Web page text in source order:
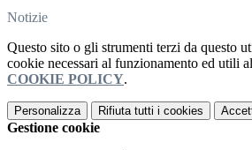
Notizie
Questo sito o gli strumenti terzi da questo
cookie necessari al funzionamento ed utili
COOKIE POLICY.
Personalizza Rifiuta tutti i cookies
Gestione cookie